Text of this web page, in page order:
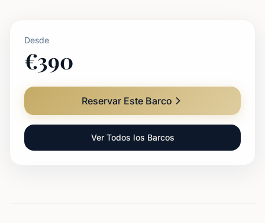
Desde
€390
Reservar Este Barco
Ver Todos los Barcos